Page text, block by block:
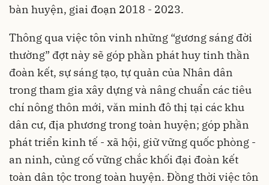
bàn huyện, giai đoạn 2018 - 2023.
Thông qua việc tôn vinh những “gương sáng đời
thường” đợt này sẽ góp phần phát huy tinh thần
đoàn kết, sự sáng tạo, tự quản của Nhân dân
trong tham gia xây dựng và nâng chuẩn các tiêu
chí nông thôn mới, văn minh đô thị tại các khu
dân cư, địa phương trong toàn huyện; góp phần
phát triển kinh tế - xã hội, giữ vững quốc phòng -
an ninh, củng cố vững chắc khối đại đoàn kết
toàn dân tộc trong toàn huyện. Đồng thời việc tôn